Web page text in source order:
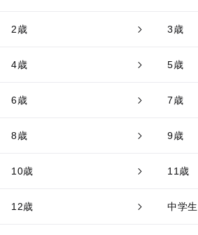
2歳 3歳
4歳 5歳
6歳 7歳
8歳 9歳
10歳 11歳
12歳 中学生